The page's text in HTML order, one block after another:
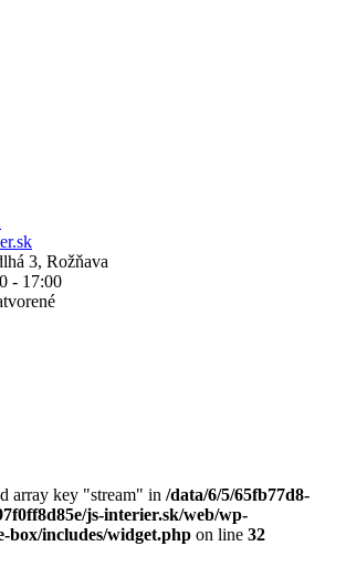
3, Rožňava
- 17:00
array key "stream" in /data/6/5/65fb77d8-
js-interier.sk/web/wp-
box/includes/widget.php on line 32